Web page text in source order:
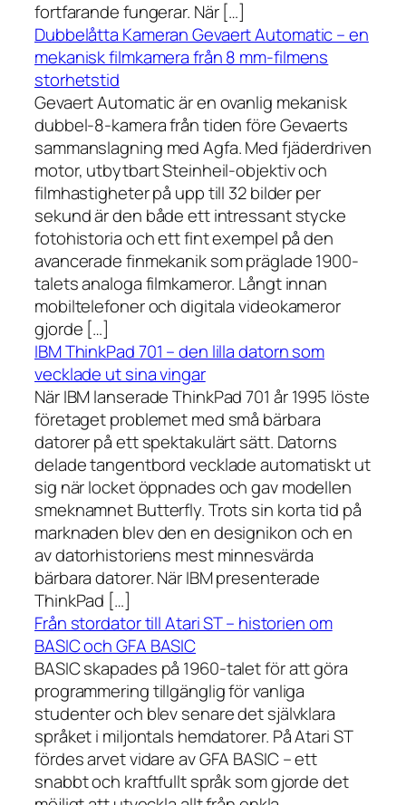
fortfarande fungerar. När […]
Dubbelåtta Kameran Gevaert Automatic – en
mekanisk filmkamera från 8 mm-filmens
storhetstid
Gevaert Automatic är en ovanlig mekanisk
dubbel-8-kamera från tiden före Gevaerts
sammanslagning med Agfa. Med fjäderdriven
motor, utbytbart Steinheil-objektiv och
filmhastigheter på upp till 32 bilder per
sekund är den både ett intressant stycke
fotohistoria och ett fint exempel på den
avancerade finmekanik som präglade 1900-
talets analoga filmkameror. Långt innan
mobiltelefoner och digitala videokameror
gjorde […]
IBM ThinkPad 701 – den lilla datorn som
vecklade ut sina vingar
När IBM lanserade ThinkPad 701 år 1995 löste
företaget problemet med små bärbara
datorer på ett spektakulärt sätt. Datorns
delade tangentbord vecklade automatiskt ut
sig när locket öppnades och gav modellen
smeknamnet Butterfly. Trots sin korta tid på
marknaden blev den en designikon och en
av datorhistoriens mest minnesvärda
bärbara datorer. När IBM presenterade
ThinkPad […]
Från stordator till Atari ST – historien om
BASIC och GFA BASIC
BASIC skapades på 1960-talet för att göra
programmering tillgänglig för vanliga
studenter och blev senare det självklara
språket i miljontals hemdatorer. På Atari ST
fördes arvet vidare av GFA BASIC – ett
snabbt och kraftfullt språk som gjorde det